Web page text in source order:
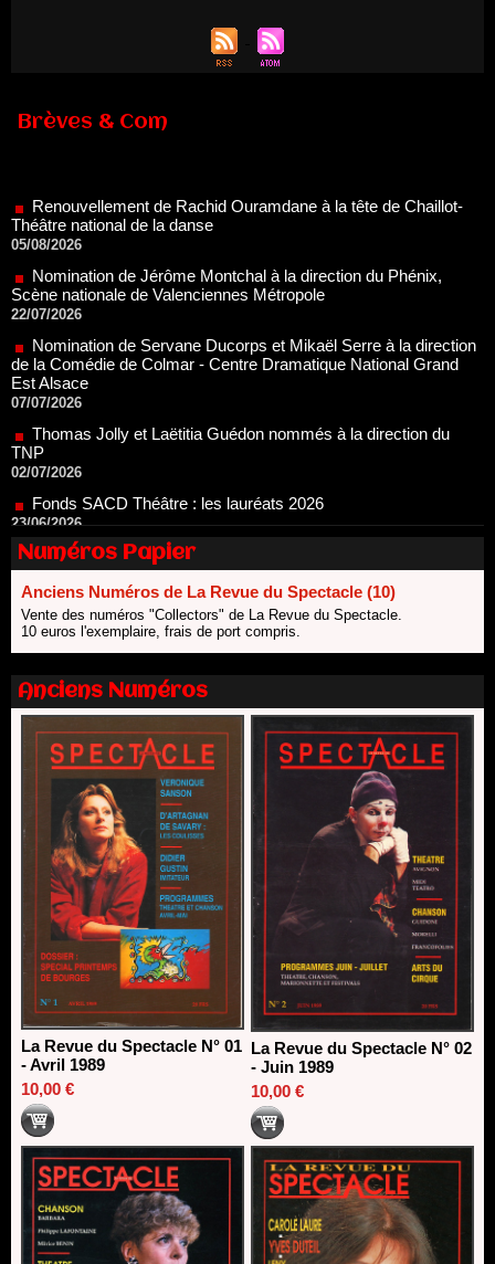
Brèves & Com
Nomination de Jérôme Montchal à la direction du Phénix,
Scène nationale de Valenciennes Métropole
Nomination de Servane Ducorps et Mikaël Serre à la direction
de la Comédie de Colmar - Centre Dramatique National Grand
07/07/2026
Thomas Jolly et Laëtitia Guédon nommés à la direction du
TNP
Fonds SACD Théâtre : les lauréats 2026
23/06/2026
Dispositif ARTCENA Écrire pour le cirque, les lauréats 2026 !
20/06/2026
Le palmarès des prix SACD 2026
18/06/2026
Les 10 lauréats du Fonds Grandes Formes Théâtre 2026
SACD
Nomination de Nathalie Garraud et Olivier Saccomano à la
direction du Théâtre de Gennevilliers - CDN
13/06/2026
Dispositif SACD Auteurs d'espaces : les lauréats 2026
18/03/2026
Numéros Papier
Anciens Numéros de La Revue du Spectacle (10)
Vente des numéros "Collectors" de La Revue du Spectacle.
10 euros l'exemplaire, frais de port compris.
Anciens Numéros
La Revue du Spectacle N° 01
- Avril 1989
10,00 €
La Revue du Spectacle N° 02
- Juin 1989
10,00 €